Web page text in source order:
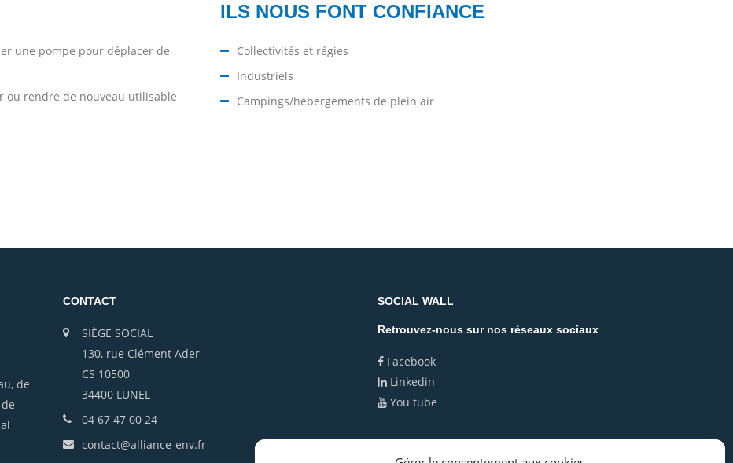
une pompe pour déplacer de
ou rendre de nouveau utilisable
ILS NOUS FONT CONFIANCE
Collectivités et régies
Industriels
Campings/hébergements de plein air
de
CONTACT
SIÈGE SOCIAL
130, rue Clément Ader
CS 10500
34400 LUNEL
04 67 47 00 24
contact@alliance-env.fr
SOCIAL WALL
Retrouvez-nous sur nos réseaux sociaux
Facebook
Linkedin
You tube
Politique de cookies (UE)